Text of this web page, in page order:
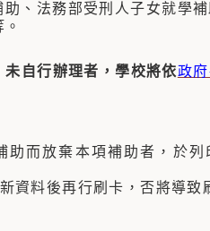
、法務部受刑人子女就學
自行辦理者，學校將依政
而放棄本項補助者，於列
資料後再行刷卡，否將導致